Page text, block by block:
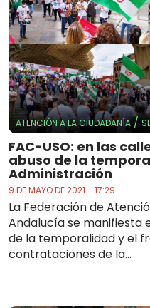
ATENCIÓN A LA CIUDADANÍA/
FAC-USO: en las
abuso de la
Administración
9 DE MAYO DE 2021 - 17:29
La Federación de
Andalucía se manifiesta
de la temporalidad y el
contrataciones de la...